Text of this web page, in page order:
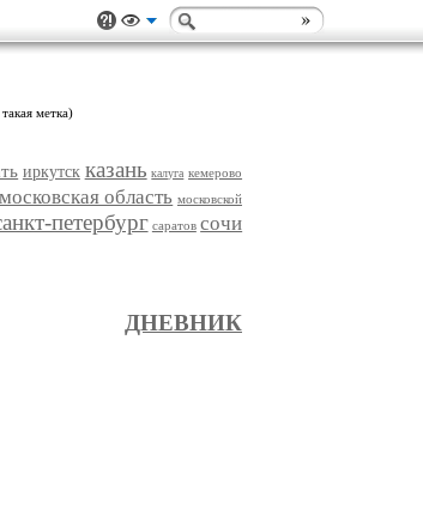
метка)
иркутск казань калуга кемерово
московская область московской
петербург саратов сочи
ДНЕВНИК